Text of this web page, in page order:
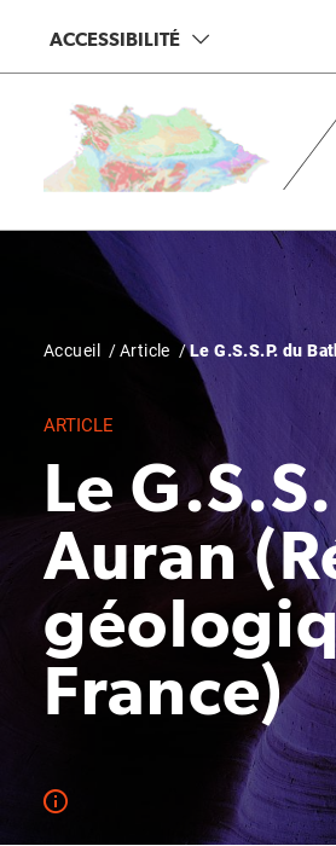
contenu
ACCESSIBILITÉ
Fil
Accueil Article Le G.S.S.P. du
ARTICLE
Le
Auran
France)